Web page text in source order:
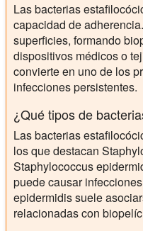
Las bacterias
capacidad de
superficies, formando
dispositivos médicos o
convierte en uno de los
infecciones persistentes.
¿Qué tipos de
Las bacterias
los que destacan
Staphylococcus
puede causar
epidermidis suele
relacionadas con